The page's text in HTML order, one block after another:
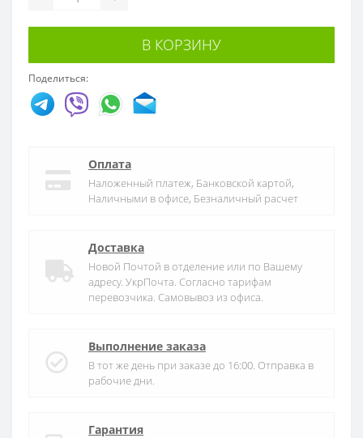
В КОРЗИНУ
Поделиться:
Оплата
Наложенный платеж, Банковской картой,
Наличными в офисе, Безналичный расчет
Доставка
Новой Почтой в отделение или по Вашему
адресу. УкрПочта. Согласно тарифам
перевозчика. Самовывоз из офиса.
Выполнение заказа
В тот же день при заказе до 16:00. Отправка в
рабочие дни.
Гарантия